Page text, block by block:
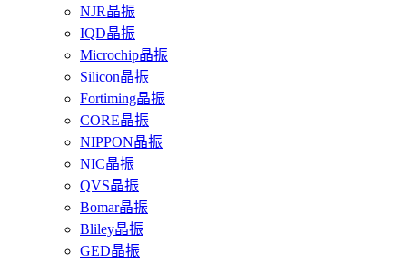
NJR晶振
IQD晶振
Microchip晶振
Silicon晶振
Fortiming晶振
CORE晶振
NIPPON晶振
NIC晶振
QVS晶振
Bomar晶振
Bliley晶振
GED晶振